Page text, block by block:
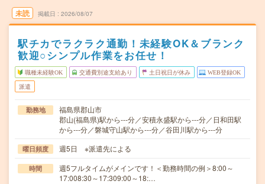
未読 掲載日 2026/08/07
駅チカでラクラク通勤！未経験OK＆ブランク
歓迎○シンプル作業をお任せ！
職種未経験OK 交通費別途支給あり 土日祝日が休み WEB登録OK
派遣
勤務地
福島県郡山市
郡山(福島県)駅から---分／安積永盛駅から---分／日和田駅
から---分／磐城守山駅から---分／谷田川駅から---分
曜日頻度 週5日 ※派遣先による
時間
週5フルタイムがメインです！＜勤務時間の例＞8:00～
17:008:30～17:309:00～18:…